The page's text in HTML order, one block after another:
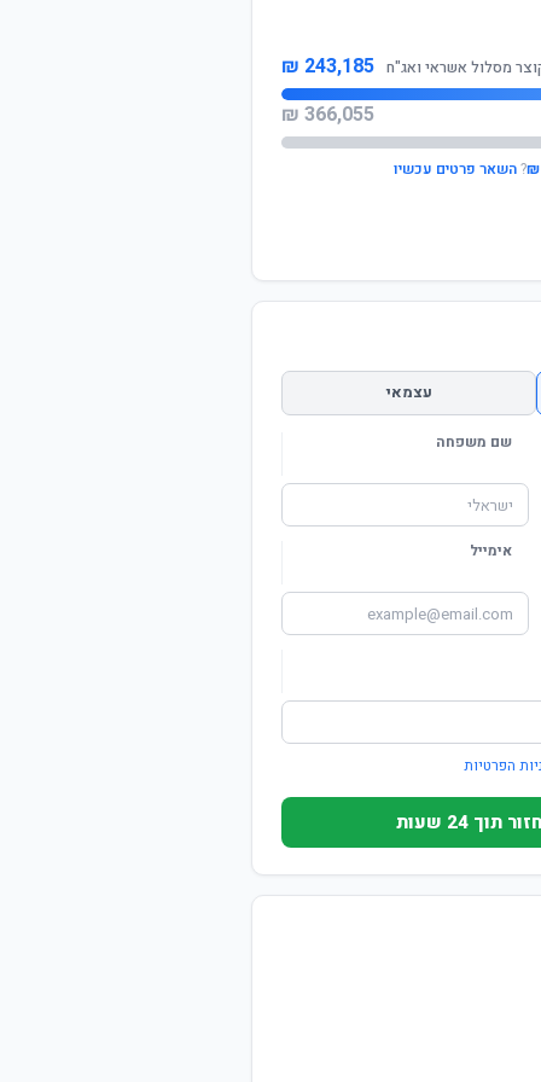
מסלול אשראי ואג"ח 243,185 ₪
366,055 ₪
?השאר פרטים עכשיו
עצמאי
שם משפחה
אימייל
הפרטיות
24 שעות